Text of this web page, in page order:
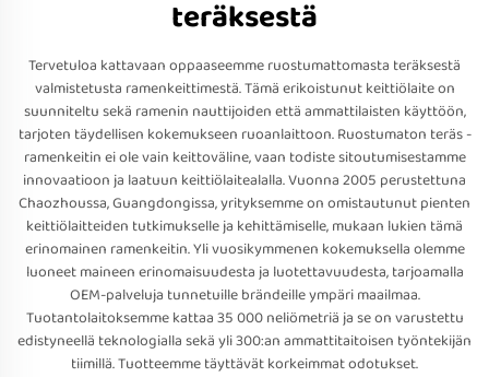
teräksestä
Tervetuloa kattavaan oppaaseemme ruostumattomasta teräksestä
valmistetusta ramenkeittimestä. Tämä erikoistunut keittiölaite on
suunniteltu sekä ramenin nauttijoiden että ammattilaisten käyttöön,
tarjoten täydellisen kokemukseen ruoanlaittoon. Ruostumaton teräs -
ramenkeitin ei ole vain keittoväline, vaan todiste sitoutumisestamme
innovaatioon ja laatuun keittiölaitealalla. Vuonna 2005 perustettuna
Chaozhoussa, Guangdongissa, yrityksemme on omistautunut pienten
keittiölaitteiden tutkimukselle ja kehittämiselle, mukaan lukien tämä
erinomainen ramenkeitin. Yli vuosikymmenen kokemuksella olemme
luoneet maineen erinomaisuudesta ja luotettavuudesta, tarjoamalla
OEM-palveluja tunnetuille brändeille ympäri maailmaa.
Tuotantolaitoksemme kattaa 35 000 neliömetriä ja se on varustettu
edistyneellä teknologialla sekä yli 300:an ammattitaitoisen työntekijän
tiimillä. Tuotteemme täyttävät korkeimmat odotukset.